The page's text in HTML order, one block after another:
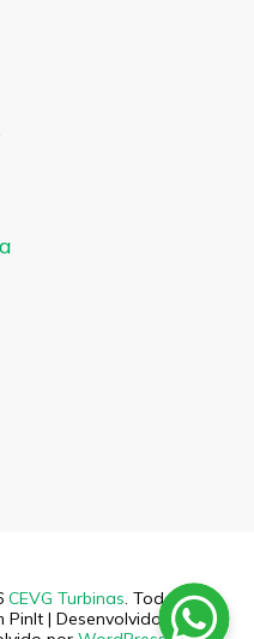
CEVG Turbinas. Todos os
PinIt | Desenvolvido por